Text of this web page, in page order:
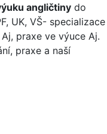
angličtiny do
UK, VŠ- specializace
praxe ve výuce Aj.
praxe a naší